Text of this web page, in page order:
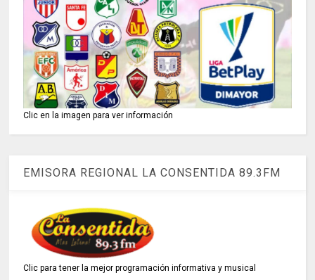
Clic en la imagen para ver información
EMISORA REGIONAL LA CONSENTIDA 89.3FM
Clic para tener la mejor programación informativa y musical